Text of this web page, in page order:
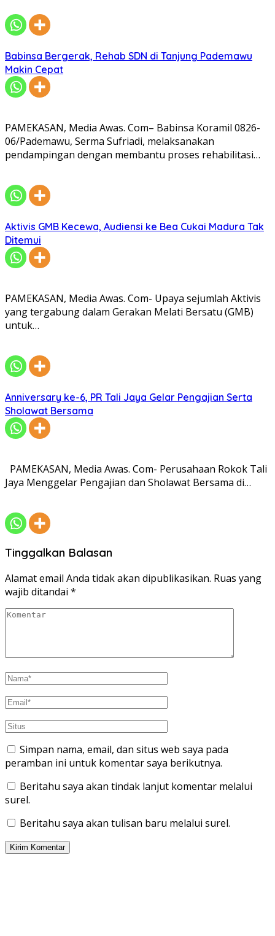
Babinsa Bergerak, Rehab SDN di Tanjung Pademawu
Makin Cepat
PAMEKASAN, Media Awas. Com– Babinsa Koramil 0826-
06/Pademawu, Serma Sufriadi, melaksanakan
pendampingan dengan membantu proses rehabilitasi…
Aktivis GMB Kecewa, Audiensi ke Bea Cukai Madura Tak
Ditemui
PAMEKASAN, Media Awas. Com- Upaya sejumlah Aktivis
yang tergabung dalam Gerakan Melati Bersatu (GMB)
untuk…
Anniversary ke-6, PR Tali Jaya Gelar Pengajian Serta
Sholawat Bersama
PAMEKASAN, Media Awas. Com- Perusahaan Rokok Tali
Jaya Menggelar Pengajian dan Sholawat Bersama di…
Tinggalkan Balasan
Alamat email Anda tidak akan dipublikasikan. Ruas yang
wajib ditandai *
Simpan nama, email, dan situs web saya pada
peramban ini untuk komentar saya berikutnya.
Beritahu saya akan tindak lanjut komentar melalui
surel.
Beritahu saya akan tulisan baru melalui surel.